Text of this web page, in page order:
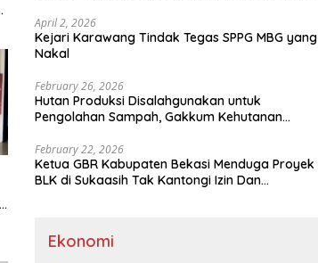
April 2, 2026
Kejari Karawang Tindak Tegas SPPG MBG yang
Nakal
February 26, 2026
Hutan Produksi Disalahgunakan untuk
Pengolahan Sampah, Gakkum Kehutanan
February 22, 2026
Ketua GBR Kabupaten Bekasi Menduga Proyek
BLK di Sukaasih Tak Kantongi Izin Dan
Ekonomi